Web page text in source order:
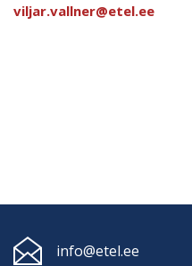
viljar.vallner@etel.ee
info@etel.ee